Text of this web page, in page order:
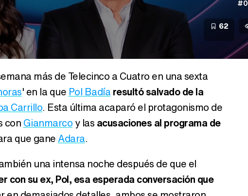
#0
62
más de Telecinco a Cuatro en una sexta
' en la que Pol Badía resultó salvado de la
Carrillo. Esta última acaparó el protagonismo de
con Gianmarco y las acusaciones al programa de
que ganeAdara.
una intensa noche después de que el
con su ex, Pol, esa esperada conversación que